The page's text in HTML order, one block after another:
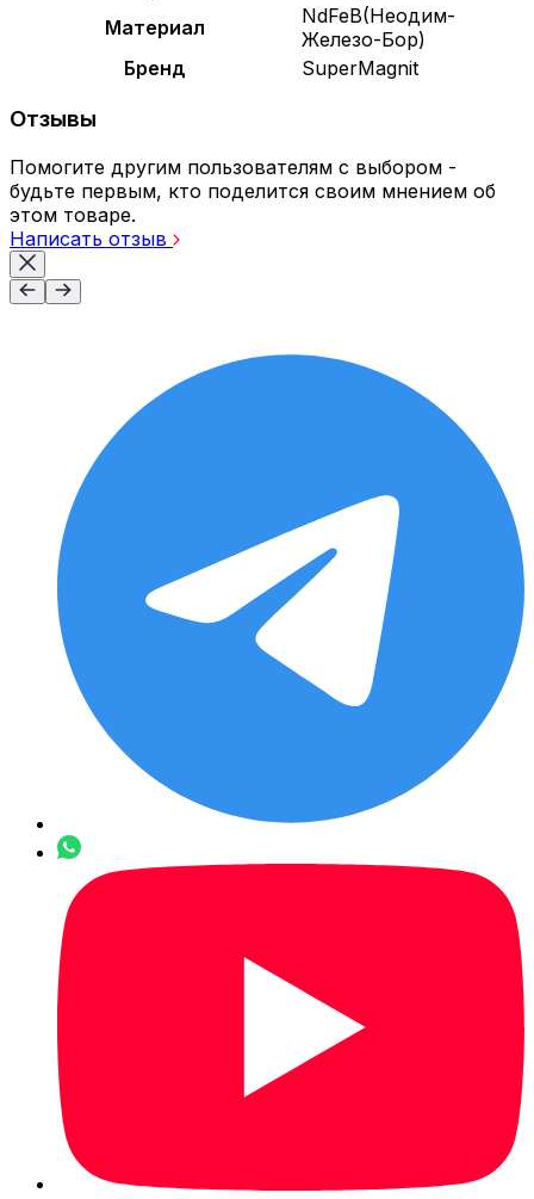
Материал
NdFeB(Неодим-
Железо-Бор)
Бренд
SuperMagnit
Отзывы
Помогите другим пользователям с выбором -
будьте первым, кто поделится своим мнением об
этом товаре.
Написать отзыв